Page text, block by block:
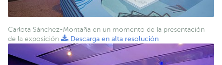
Carlota Sánchez-Montaña en un momento de la presentación
de la exposición
Descarga en alta resolución